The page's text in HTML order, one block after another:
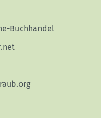
Buchhandel